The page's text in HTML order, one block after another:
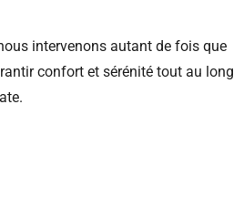
intervenons autant de fois que
confort et sérénité tout au long